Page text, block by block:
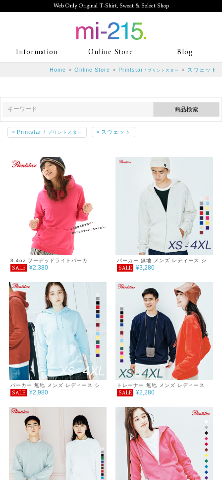
Web Only Original T-Shirt, Sweat & Select Shop
mi-215. Web Only Original T-Shirt,
Sweat & Select Shop mi-215. Tシャ
ランド専門通販
Information Online Store Blog
Home > Online Store > Printstar / プリントスター > スウェット
× Printstar / プリントスター × スウェット
8.4oz フーデッドライトパーカ
SALE ¥2,380
パーカー 無地 メンズ レディース シ
ンプル カジュアル おしゃれ 重ね着
毛 9.7オンス あったか ゆったり 春
秋 冬 巣ごもり
SALE ¥3,280
パーカー 無地 メンズ レディース シ
ンプル カジュアル おしゃれ 重ね着
ー 裏毛 9.7オンス あったか ゆったり
春 秋 冬 巣ごもり
SALE ¥2,980
トレーナー 無地 メンズ レディース
シンプル カジュアル おしゃれ 重ね着
9.7オンス あったか ゆったり 春 秋
冬 巣ごもり
SALE ¥2,280